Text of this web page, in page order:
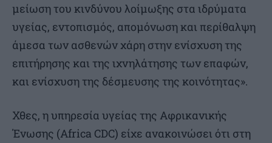
μείωση του κινδύνου λοίμωξης στα ιδρύματα
υγείας, εντοπισμός, απομόνωση και περίθαλψη
άμεσα των ασθενών χάρη στην ενίσχυση της
επιτήρησης και της ιχνηλάτησης των επαφών,
και ενίσχυση της δέσμευσης της κοινότητας».
Χθες, η υπηρεσία υγείας της Αφρικανικής
Ένωσης (Africa CDC) είχε ανακοινώσει ότι στη